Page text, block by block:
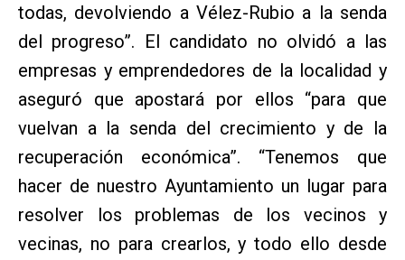
todas, devolviendo a Vélez-Rubio a la senda
del progreso”. El candidato no olvidó a las
empresas y emprendedores de la localidad y
aseguró que apostará por ellos “para que
vuelvan a la senda del crecimiento y de la
recuperación económica”. “Tenemos que
hacer de nuestro Ayuntamiento un lugar para
resolver los problemas de los vecinos y
vecinas, no para crearlos, y todo ello desde